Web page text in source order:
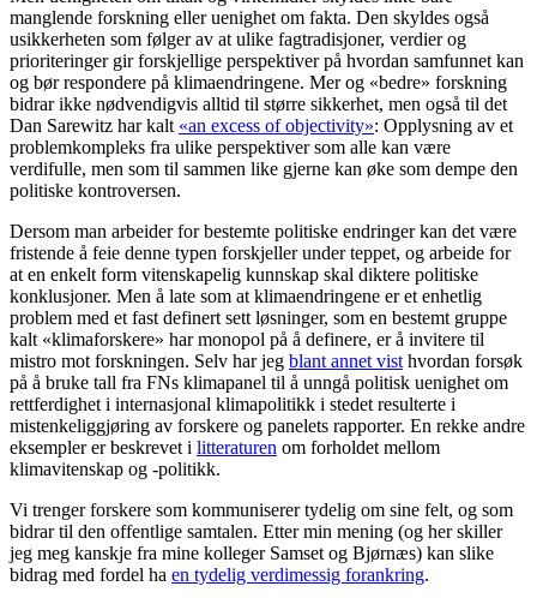
manglende forskning eller uenighet om fakta. Den skyldes også
usikkerheten som følger av at ulike fagtradisjoner, verdier og
prioriteringer gir forskjellige perspektiver på hvordan samfunnet kan
og bør respondere på klimaendringene. Mer og «bedre» forskning
bidrar ikke nødvendigvis alltid til større sikkerhet, men også til det
Dan Sarewitz har kalt «an excess of objectivity»: Opplysning av et
problemkompleks fra ulike perspektiver som alle kan være
verdifulle, men som til sammen like gjerne kan øke som dempe den
politiske kontroversen.
Dersom man arbeider for bestemte politiske endringer kan det være
fristende å feie denne typen forskjeller under teppet, og arbeide for
at en enkelt form vitenskapelig kunnskap skal diktere politiske
konklusjoner. Men å late som at klimaendringene er et enhetlig
problem med et fast definert sett løsninger, som en bestemt gruppe
kalt «klimaforskere» har monopol på å definere, er å invitere til
mistro mot forskningen. Selv har jeg blant annet vist hvordan forsøk
på å bruke tall fra FNs klimapanel til å unngå politisk uenighet om
rettferdighet i internasjonal klimapolitikk i stedet resulterte i
mistenkeliggjøring av forskere og panelets rapporter. En rekke andre
eksempler er beskrevet i litteraturen om forholdet mellom
klimavitenskap og -politikk.
Vi trenger forskere som kommuniserer tydelig om sine felt, og som
bidrar til den offentlige samtalen. Etter min mening (og her skiller
jeg meg kanskje fra mine kolleger Samset og Bjørnæs) kan slike
bidrag med fordel ha en tydelig verdimessig forankring.